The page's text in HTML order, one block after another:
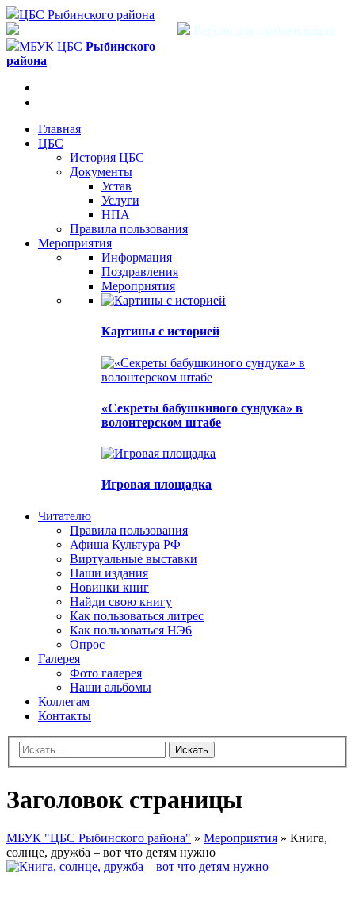
ЦБС Рыбинского района
Версия для слабовидящих
МБУК ЦБС Рыбинского
района
Главная
ЦБС
История ЦБС
Документы
Устав
Услуги
НПА
Правила пользования
Мероприятия
Информация
Поздравления
Мероприятия
Картины с историей
«Секреты бабушкиного сундука» в
волонтерском штабе
Игровая площадка
Читателю
Правила пользования
Афиша Культура РФ
Виртуальные выставки
Наши издания
Новинки книг
Найди свою книгу
Как пользоваться литрес
Как пользоваться НЭ6
Опрос
Галерея
Фото галерея
Наши альбомы
Коллегам
Контакты
Искать
Заголовок страницы
МБУК "ЦБС Рыбинского района" » Мероприятия » Книга,
солнце, дружба – вот что детям нужно